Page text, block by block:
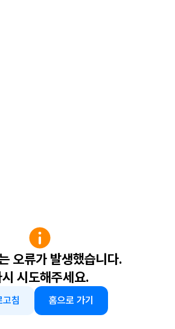
오류가 발생했습니다.
시 시도해주세요.
고침 홈으로 가기